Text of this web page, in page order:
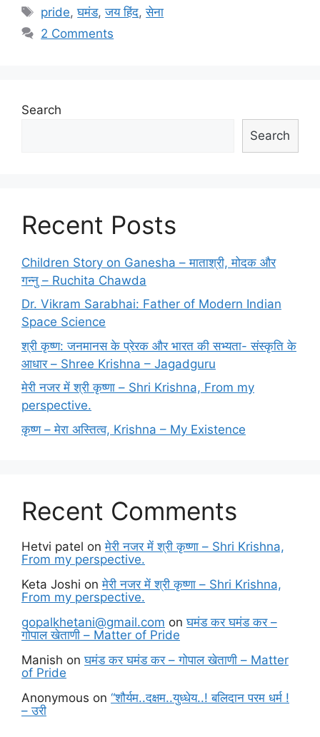
Tags
pride,घमंड,जय हिंद,सेना
2 Comments
Search
Search
Recent Posts
Children Story on Ganesha – माताश्री, मोदक और
गन्नु – Ruchita Chawda
Dr. Vikram Sarabhai: Father of Modern Indian
Space Science
श्री कृष्ण: जनमानस के प्रेरक और भारत की सभ्यता- संस्कृति के
आधार – Shree Krishna – Jagadguru
मेरी नजर में श्री कृष्णा – Shri Krishna, From my
perspective.
कृष्ण – मेरा अस्तित्व, Krishna – My Existence
Recent Comments
Hetvi patel onमेरी नजर में श्री कृष्णा – Shri Krishna,
From my perspective.
Keta Joshi onमेरी नजर में श्री कृष्णा – Shri Krishna,
From my perspective.
gopalkhetani@gmail.com onघमंड कर घमंड कर –
गोपाल खेताणी – Matter of Pride
Manish onघमंड कर घमंड कर – गोपाल खेताणी – Matter
of Pride
Anonymous on “शौर्यम..दक्षम..युध्धेय..! बलिदान परम धर्म !
– उरी